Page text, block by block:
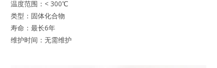
温度范围：< 300℃
类型：固体化合物
寿命：最长6年
维护时间：无需维护